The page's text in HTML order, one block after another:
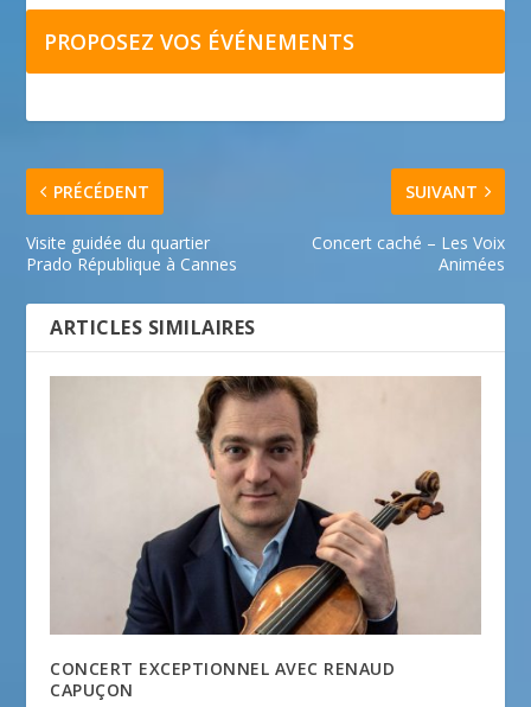
PROPOSEZ VOS ÉVÉNEMENTS
PRÉCÉDENT
Visite guidée du quartier
Prado République à Cannes
SUIVANT
Concert caché – Les Voix
Animées
ARTICLES SIMILAIRES
CONCERT EXCEPTIONNEL AVEC RENAUD
CAPUÇON